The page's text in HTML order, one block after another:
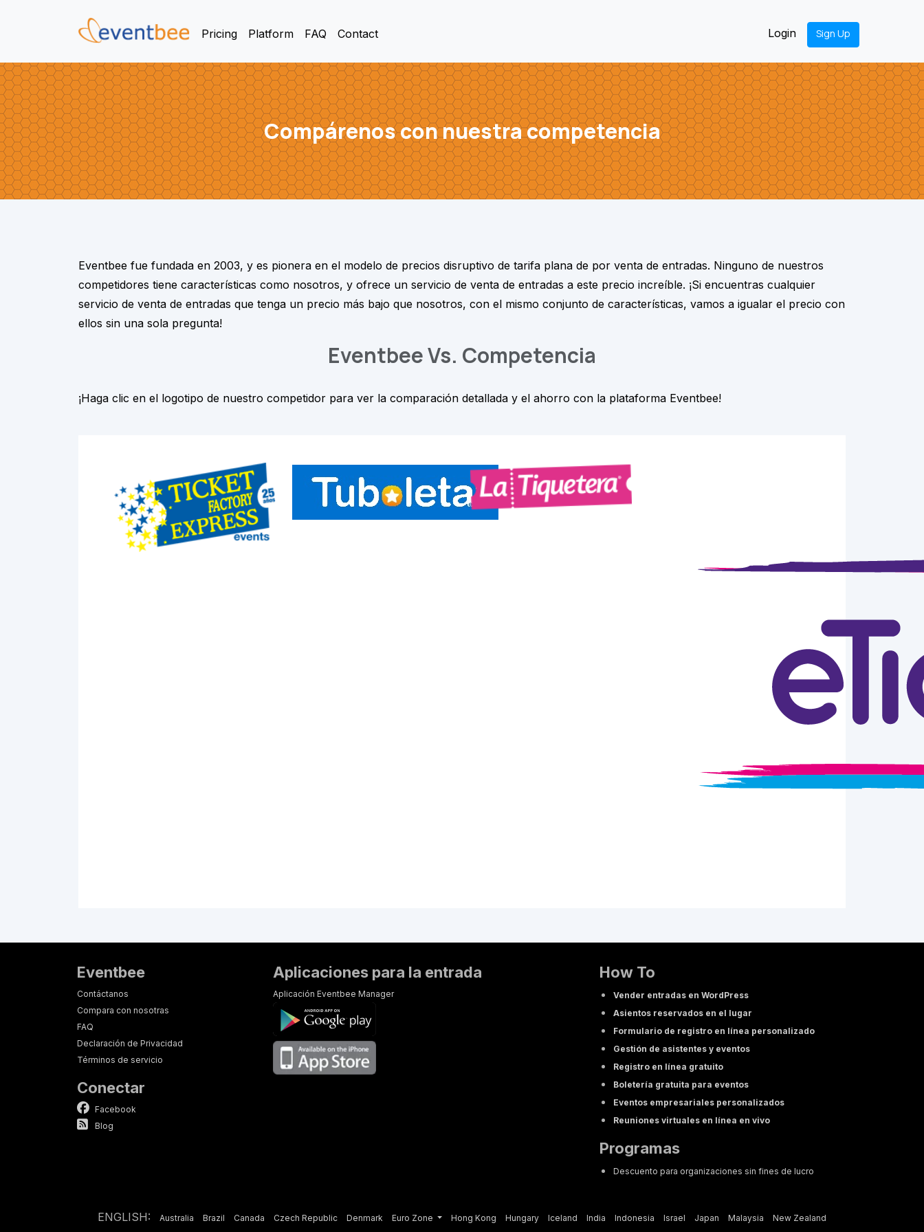
Pricing Platform FAQ Contact Login Sign Up
Compárenos con nuestra competencia
Eventbee fue fundada en 2003, y es pionera en el modelo de precios disruptivo de tarifa plana de por venta de entradas. Ninguno de nuestros
competidores tiene características como nosotros, y ofrece un servicio de venta de entradas a este precio increíble. ¡Si encuentras cualquier
servicio de venta de entradas que tenga un precio más bajo que nosotros, con el mismo conjunto de características, vamos a igualar el precio con
ellos sin una sola pregunta!
Eventbee Vs. Competencia
¡Haga clic en el logotipo de nuestro competidor para ver la comparación detallada y el ahorro con la plataforma Eventbee!
Eventbee
Contáctanos
Compara con nosotras
FAQ
Declaración de Privacidad
Términos de servicio
Conectar
Facebook
Blog
Aplicaciones para la entrada
Aplicación Eventbee Manager
How To
Vender entradas en WordPress
Asientos reservados en el lugar
Formulario de registro en línea personalizado
Gestión de asistentes y eventos
Registro en línea gratuito
Boletería gratuita para eventos
Eventos empresariales personalizados
Reuniones virtuales en línea en vivo
Programas
Descuento para organizaciones sin fines de lucro
ENGLISH: Australia Brazil Canada Czech Republic Denmark Euro Zone Hong Kong Hungary Iceland India Indonesia Israel Japan Malaysia
New Zealand